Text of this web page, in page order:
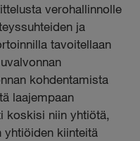
verohallinnolle
ja
tavoitellaan
kohdentamista
laajempaan
koskisi niin yhtiötä,
yhtiöiden kiinteitä